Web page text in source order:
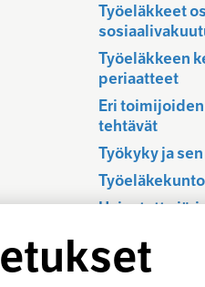
Työeläkkeet
Työeläkkeen
periaatteet
Eri
tehtävät
Työkyky ja
Hajautettu
Järjestelmän